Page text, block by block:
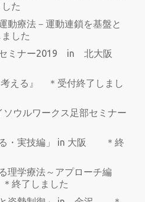
た
動療法－運動連鎖を基盤と
した
セミナー2019 in 北大阪
える』 ＊受付終了しまし
ウルワークス足部セミナー
る・実技編」 in 大阪 ＊終
理学療法～アプローチ編
終了しました